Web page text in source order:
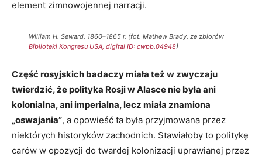
element zimnowojennej narracji.
William H. Seward, 1860–1865 r. (fot. Mathew Brady, ze zbiorów
Biblioteki Kongresu USA, digital ID: cwpb.04948)
Część rosyjskich badaczy miała też w zwyczaju
twierdzić, że polityka Rosji w Alasce nie była ani
kolonialna, ani imperialna, lecz miała znamiona
„oswajania”, a opowieść ta była przyjmowana przez
niektórych historyków zachodnich. Stawiałoby to politykę
carów w opozycji do twardej kolonizacji uprawianej przez